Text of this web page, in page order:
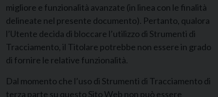
migliore e funzionalità avanzate (in linea con le finalità
delineate nel presente documento). Pertanto, qualora
l’Utente decida di bloccare l’utilizzo di Strumenti di
Tracciamento, il Titolare potrebbe non essere in grado
di fornire le relative funzionalità.
Dal momento che l’uso di Strumenti di Tracciamento di
terza parte su questo Sito Web non può essere